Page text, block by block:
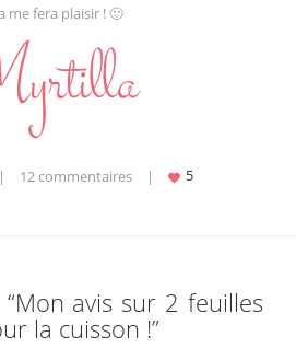
me fera plaisir ! 🙂
| 12 commentaires |
Mon avis sur 2 feuilles
la cuisson !”